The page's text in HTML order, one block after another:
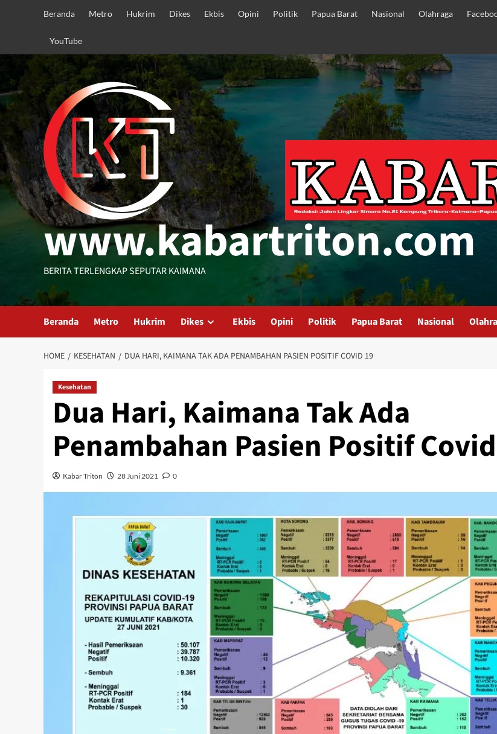
Beranda Metro Hukrim Dikes Ekbis Opini Politik Papua Barat Nasional Olahraga
YouTube
www.kabartriton.com
BERITA TERLENGKAP SEPUTAR KAIMANA
Beranda Metro Hukrim Dikes Ekbis Opini Politik Papua Barat Nasional
HOME KESEHATAN DUA HARI, KAIMANA TAK ADA PENAMBAHAN PASIEN POSITIF COVID 19
Kesehatan
Dua Hari, Kaimana Tak Ada
Penambahan Pasien Positif
Kabar Triton 28 Juni 2021 0